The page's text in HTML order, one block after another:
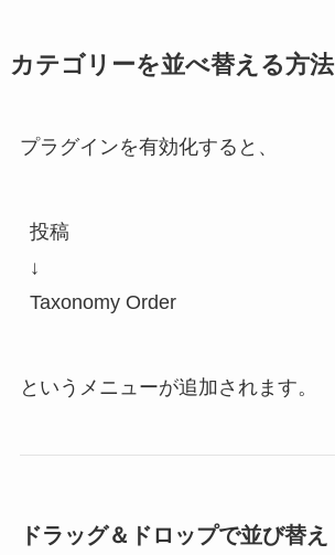
カテゴリーを並べ替える方法
プラグインを有効化すると、
投稿
↓
Taxonomy Order
というメニューが追加されます。
ドラッグ＆ドロップで並び替え